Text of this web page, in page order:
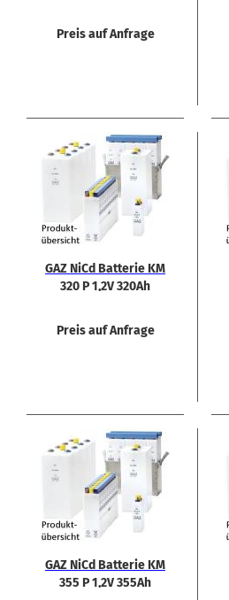
Preis auf Anfrage
GAZ NiCd Bat­te­rie KM
320 P 1,2V 320Ah
Preis auf Anfrage
GAZ NiCd Bat­te­rie KM
355 P 1,2V 355Ah